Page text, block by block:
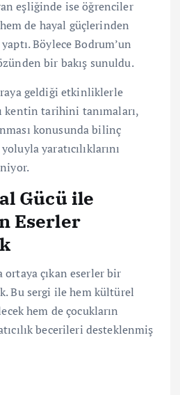
eşliğinde ise öğrenciler
de hayal güçlerinden
Böylece Bodrum’un
bir bakış sunuldu.
geldiği etkinliklerle
kentin tarihini tanımaları,
konusunda bilinç
yaratıcılıklarını
Gücü ile
Eserler
çıkan eserler bir
Bu sergi ile hem kültürel
hem de çocukların
becerileri desteklenmiş